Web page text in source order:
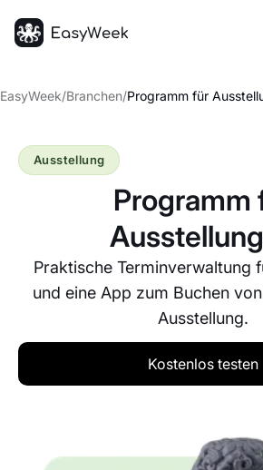
EasyWeek/Branchen/Programm für
Programm
Praktische Terminverwaltung
und eine App zum Buchen
Ausstellung.
Ausstellung
Kostenlos testen